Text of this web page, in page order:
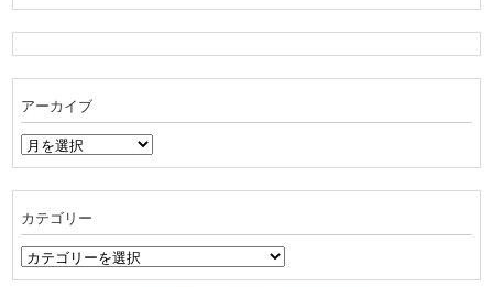
アーカイブ
ア
ー
ブ
カテゴリー
カ
テ